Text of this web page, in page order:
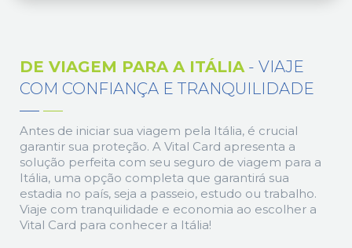
DE VIAGEM PARA A ITÁLIA- VIAJE
COM CONFIANÇA E TRANQUILIDADE
Antes de iniciar sua viagem pela Itália, é crucial
garantir sua proteção. A Vital Card apresenta a
solução perfeita com seu seguro de viagem para a
Itália, uma opção completa que garantirá sua
estadia no país, seja a passeio, estudo ou trabalho.
Viaje com tranquilidade e economia ao escolher a
Vital Card para conhecer a Itália!